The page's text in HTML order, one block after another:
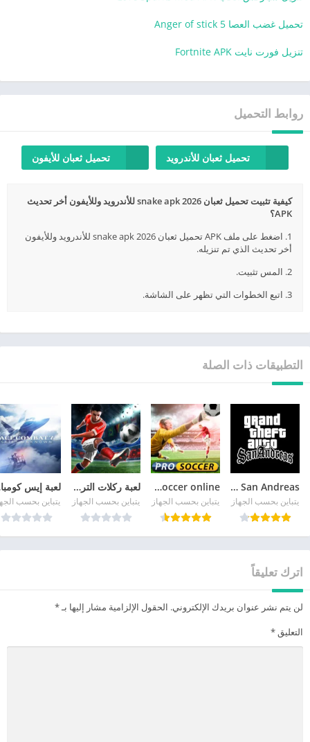
تحميل غضب العصا Anger of stick 5
تنزيل فورت نايت Fortnite APK
روابط التحميل
تحميل ثعبان للأندرويد تحميل ثعبان للأيفون
كيفية تثبيت تحميل ثعبان snake apk 2026 للأندرويد وللأيفون أخر تحديث
APK؟
1. اضغط على ملف APK تحميل ثعبان snake apk 2026 للأندرويد وللأيفون
أخر تحديث الذي تم تنزيله.
2. المس تثبيت.
3. اتبع الخطوات التي تظهر على الشاشة.
التطبيقات ذات الصلة
GTA San Andreas
يتباين بحسب الجهاز
pro soccer online مهكرة
يتباين بحسب الجهاز
لعبة ركلات الترجيح
يتباين بحسب الجهاز يتباين بحسب
اترك تعليقاً
لن يتم نشر عنوان بريدك الإلكتروني. الحقول الإلزامية مشار إليها بـ*
التعليق *